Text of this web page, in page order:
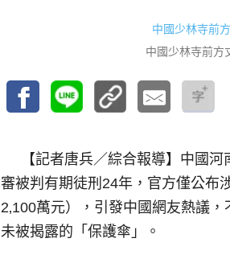
中國少林寺前方
【記者唐兵／綜合報導】 中國河
審被判有期徒刑24年，官方僅公布
2‚100萬元），引發中國網友熱議
未被揭露的「保護傘」。